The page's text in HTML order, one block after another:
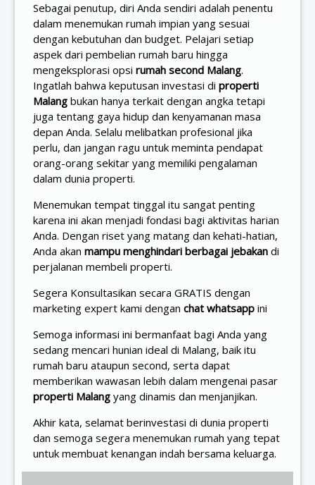
Sebagai penutup, diri Anda sendiri adalah penentu
dalam menemukan rumah impian yang sesuai
dengan kebutuhan dan budget. Pelajari setiap
aspek dari pembelian rumah baru hingga
mengeksplorasi opsi rumah second Malang.
Ingatlah bahwa keputusan investasi di properti
Malang bukan hanya terkait dengan angka tetapi
juga tentang gaya hidup dan kenyamanan masa
depan Anda. Selalu melibatkan profesional jika
perlu, dan jangan ragu untuk meminta pendapat
orang-orang sekitar yang memiliki pengalaman
dalam dunia properti.
Menemukan tempat tinggal itu sangat penting
karena ini akan menjadi fondasi bagi aktivitas harian
Anda. Dengan riset yang matang dan kehati-hatian,
Anda akan mampu menghindari berbagai jebakan di
perjalanan membeli properti.
Segera Konsultasikan secara GRATIS dengan
marketing expert kami dengan chat whatsapp ini
Semoga informasi ini bermanfaat bagi Anda yang
sedang mencari hunian ideal di Malang, baik itu
rumah baru ataupun second, serta dapat
memberikan wawasan lebih dalam mengenai pasar
properti Malang yang dinamis dan menjanjikan.
Akhir kata, selamat berinvestasi di dunia properti
dan semoga segera menemukan rumah yang tepat
untuk membuat kenangan indah bersama keluarga.